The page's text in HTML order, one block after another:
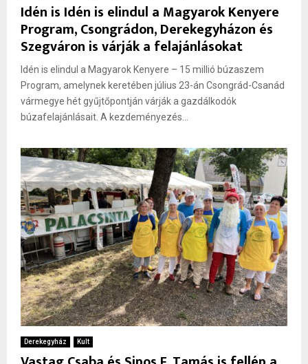
Idén is Idén is elindul a Magyarok Kenyere
Program, Csongrádon, Derekegyházon és
Szegváron is várják a felajánlásokat
Idén is elindul a Magyarok Kenyere – 15 millió búzaszem
Program, amelynek keretében július 23-án Csongrád-Csanád
vármegye hét gyűjtőpontján várják a gazdálkodók
búzafelajánlásait. A kezdeményezés...
Derekegyház Kult